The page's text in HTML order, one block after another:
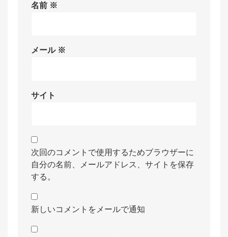
名前 ※
メール ※
サイト
次回のコメントで使用するためブラウザーに
自分の名前、メールアドレス、サイトを保存
する。
新しいコメントをメールで通知